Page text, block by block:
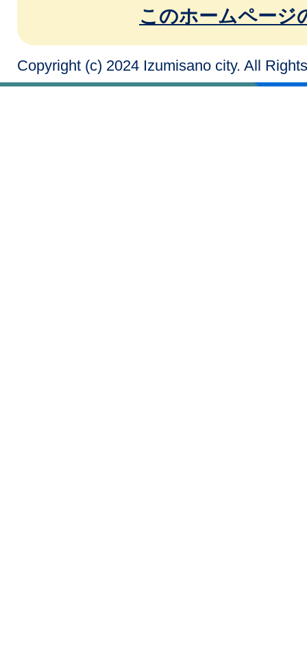
このホームページ
Copyright (c) 2024 Izumisano city. All